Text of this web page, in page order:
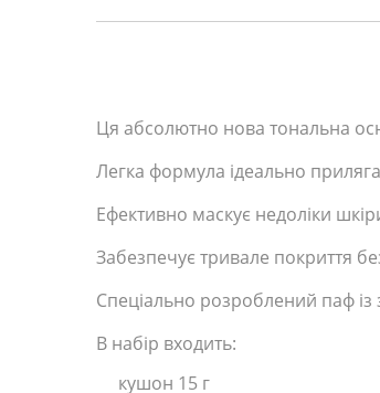
Ця абсолютно нова тональна
Легка формула ідеально
Ефективно маскує недоліки
Забезпечує тривале покриття
Спеціально розроблений паф
В набір входить:
кушон 15 г